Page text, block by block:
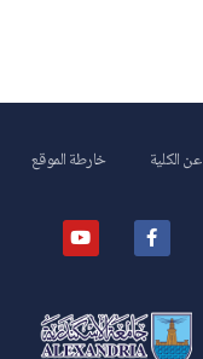
عن الكلية خارطة الموقع